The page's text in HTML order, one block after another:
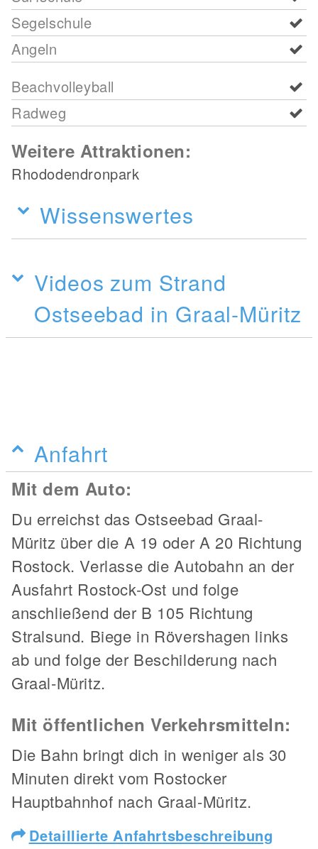
Segelschule
Angeln
Beachvolleyball
Radweg
Weitere Attraktionen:
Rhododendronpark
Wissenswertes
Videos zum Strand
Ostseebad in Graal-Müritz
Anfahrt
Mit dem Auto:
Du erreichst das Ostseebad Graal-
Müritz über die A 19 oder A 20 Richtung
Rostock. Verlasse die Autobahn an der
Ausfahrt Rostock-Ost und folge
anschließend der B 105 Richtung
Stralsund. Biege in Rövershagen links
ab und folge der Beschilderung nach
Graal-Müritz.
Mit öffentlichen Verkehrsmitteln:
Die Bahn bringt dich in weniger als 30
Minuten direkt vom Rostocker
Hauptbahnhof nach Graal-Müritz.
Detaillierte Anfahrtsbeschreibung